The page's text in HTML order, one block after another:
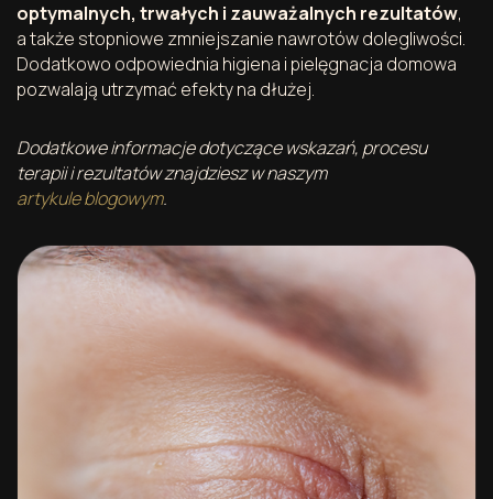
optymalnych, trwałych i zauważalnych rezultatów,
a także stopniowe zmniejszanie nawrotów dolegliwości.
Dodatkowo odpowiednia higiena i pielęgnacja domowa
pozwalają utrzymać efekty na dłużej.
Dodatkowe informacje dotyczące wskazań, procesu
terapii i rezultatów znajdziesz w naszym
artykule blogowym.